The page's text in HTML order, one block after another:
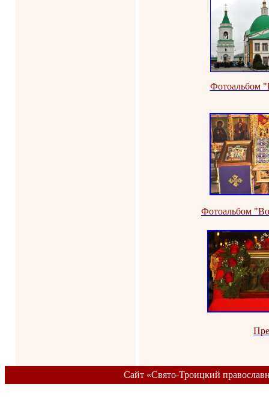
Фотоальбом
Фотоальбом
Сайт «Свято-Троицкий